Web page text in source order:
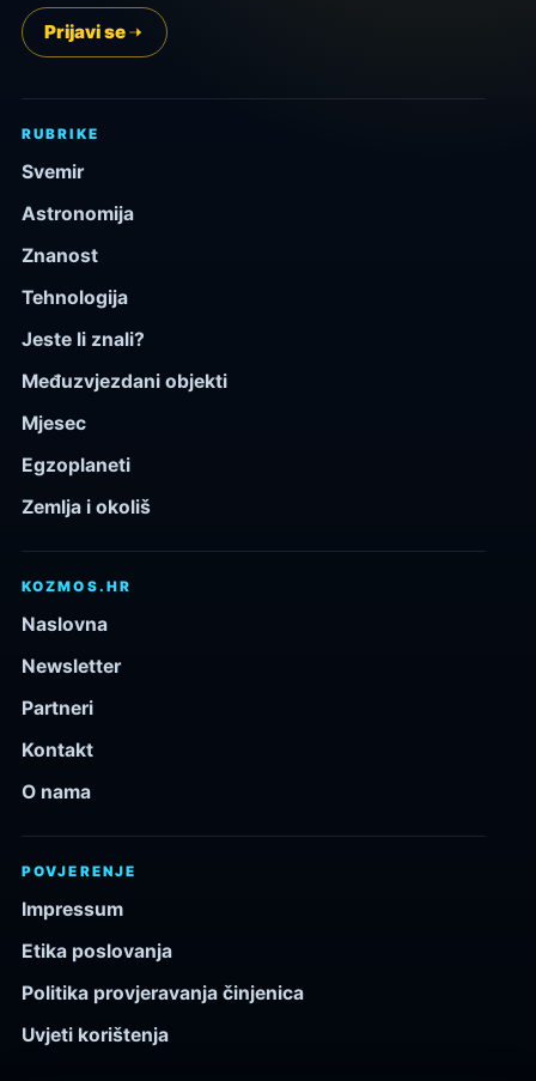
Prijavi se
RUBRIKE
Svemir
Astronomija
Znanost
Tehnologija
Jeste li znali?
Međuzvjezdani objekti
Mjesec
Egzoplaneti
Zemlja i okoliš
KOZMOS.HR
Naslovna
Newsletter
Partneri
Kontakt
O nama
POVJERENJE
Impressum
Etika poslovanja
Politika provjeravanja činjenica
Uvjeti korištenja